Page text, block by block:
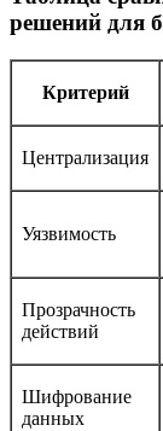
решений для
Критерий
Централизация
Уязвимость
Прозрачность
действий
Шифрование
данных